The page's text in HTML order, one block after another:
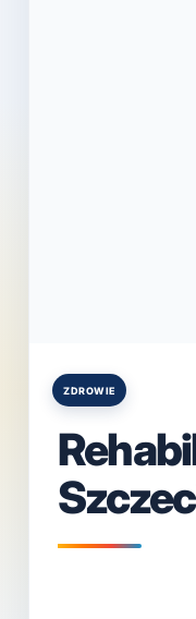
Posted
ZDROWIE